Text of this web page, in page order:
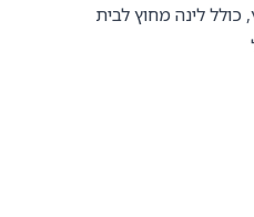
לינה מחוץ לבית